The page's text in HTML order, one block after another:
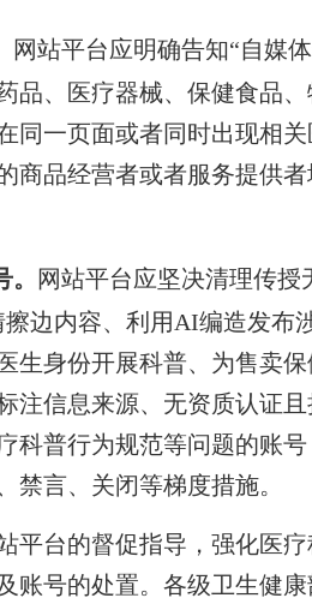
网站平台应明确告知“自媒
品、医疗器械、保健食品、
同一页面或者同时出现相
商品经营者或者服务提供
网站平台应坚决清理传授
边内容、利用AI编造发布
生身份开展科普、为售卖
注信息来源、无资质认证
科普行为规范等问题的账
禁言、关闭等梯度措施。
台的督促指导，强化医疗
账号的处置。各级卫生健